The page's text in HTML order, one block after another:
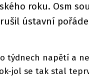
roku. Osm
ústavní
týdnech napětí a
jol se tak stal